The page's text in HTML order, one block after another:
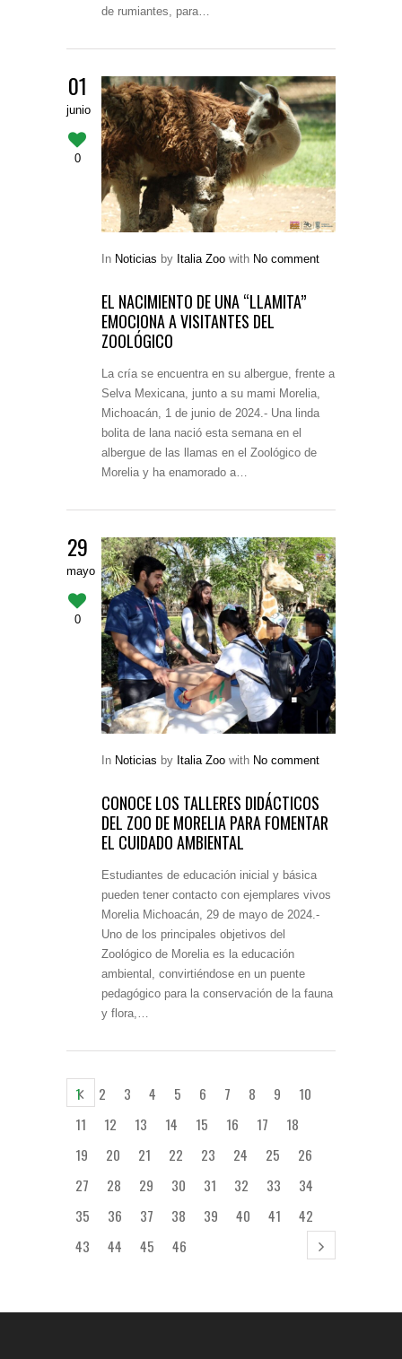
de rumiantes, para…
01
junio
0
In Noticias by Italia Zoo with No comment
EL NACIMIENTO DE UNA “LLAMITA”
EMOCIONA A VISITANTES DEL
ZOOLÓGICO
La cría se encuentra en su albergue, frente a
Selva Mexicana, junto a su mami Morelia,
Michoacán, 1 de junio de 2024.- Una linda
bolita de lana nació esta semana en el
albergue de las llamas en el Zoológico de
Morelia y ha enamorado a…
29
mayo
0
In Noticias by Italia Zoo with No comment
CONOCE LOS TALLERES DIDÁCTICOS
DEL ZOO DE MORELIA PARA FOMENTAR
EL CUIDADO AMBIENTAL
Estudiantes de educación inicial y básica
pueden tener contacto con ejemplares vivos
Morelia Michoacán, 29 de mayo de 2024.-
Uno de los principales objetivos del
Zoológico de Morelia es la educación
ambiental, convirtiéndose en un puente
pedagógico para la conservación de la fauna
y flora,…
1 2 3 4 5 6 7 8 9
10
11
12 13 14 15 16 17
18
19
20 21 22 23 24 25
26
27
28 29 30 31 32 33
34
35
36 37 38 39 40 41
42
43
44 45 46